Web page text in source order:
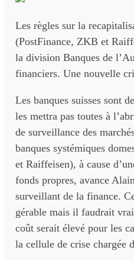
Les règles sur la
(PostFinance, ZKB et
la division Banques de
financiers. Une nouvelle
Les banques suisses sont
les mettra pas toutes à
de surveillance des
banques systémiques
et Raiffeisen), à cause
fonds propres, avance
surveillant de la finance.
gérable mais il faudrait
coût serait élevé pour les
la cellule de crise chargée